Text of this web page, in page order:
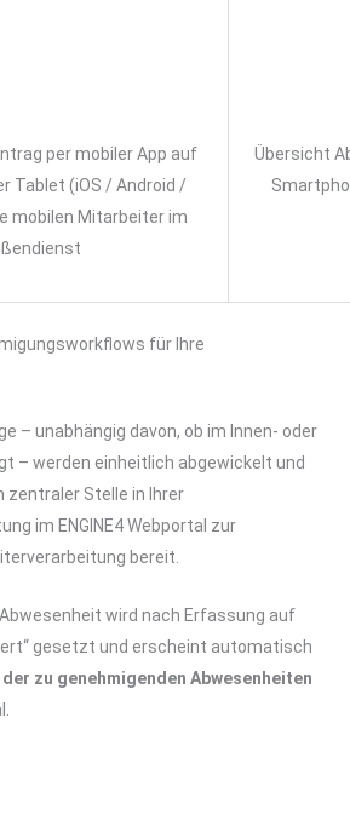
per mobiler App auf
Tablet (iOS / Android /
mobilen Mitarbeiter im
Übersicht
für Ihre
– unabhängig davon, ob im Innen- oder
– werden einheitlich abgewickelt und
Stelle in Ihrer
im ENGINE4 Webportal zur
bereit.
wird nach Erfassung auf
gesetzt und erscheint automatisch
zu genehmigenden Abwesenheiten